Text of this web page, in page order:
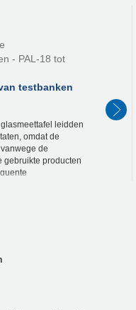
- PAL-18 tot
testbanken
leidden
omdat de
de
gebruikte producten